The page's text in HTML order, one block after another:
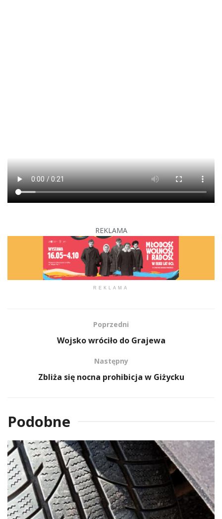
REKLAMA
REKLAMA
Poprzedni
Wojsko wróciło do Grajewa
Następny
Zbliża się nocna prohibicja w Giżycku
Podobne